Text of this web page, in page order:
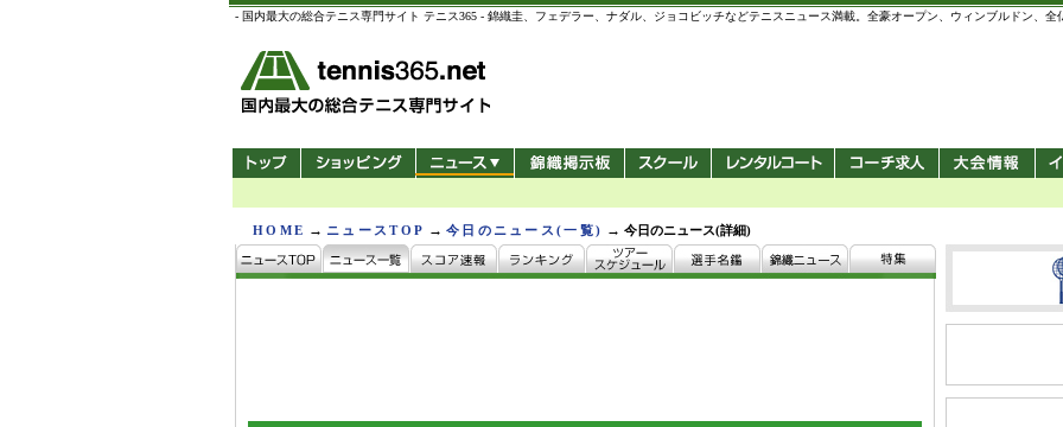
- 国内最大の総合テニス専門サイト テニス365 - 錦織圭、フェデラー、ナダル、ジョコビッチなどテニスニュース満載。全豪オープン、ウィンブルドン、全
HOME → ニュースTOP →今日のニュース(一覧) →今日のニュース(詳細)